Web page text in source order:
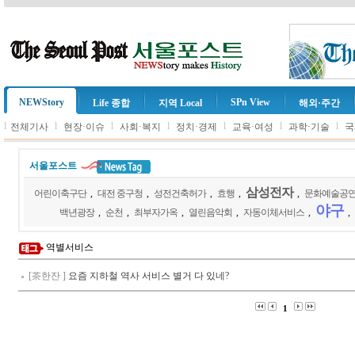
NEWStory Life 종합 지역 Local SPn View 해외·주간
l 전체기사 l 현장·이슈 l 사회·복지 l 정치·경제 l 교육·여성 l 과학·기술 l
서울포스트
어린이축구단 대전 중구청 성전건축허가 효행 삼성전자
문화예술공
백년광장
순천 최부자가옥 열린음악회 자동이체서비스 야구
역별서비스
[茶한잔 ] 요즘 지하철 역사 서비스 별거 다 있네?
1